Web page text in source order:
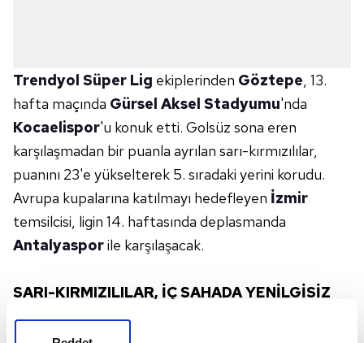
Trendyol Süper Lig ekiplerinden Göztepe, 13.
hafta maçında Gürsel Aksel Stadyumu'nda
Kocaelispor'u konuk etti. Golsüz sona eren
karşılaşmadan bir puanla ayrılan sarı-kırmızılılar,
puanını 23'e yükselterek 5. sıradaki yerini korudu.
Avrupa kupalarına katılmayı hedefleyen İzmir
temsilcisi, ligin 14. haftasında deplasmanda
Antalyasporile karşılaşacak.
SARI-KIRMIZILILAR, İÇ SAHADA YENİLGİSİZ
DEVAM EDİYOR!